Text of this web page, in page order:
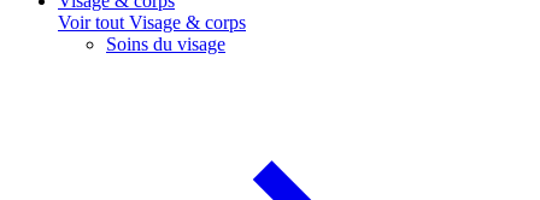
Voir tout Visage & corps
Soins du visage